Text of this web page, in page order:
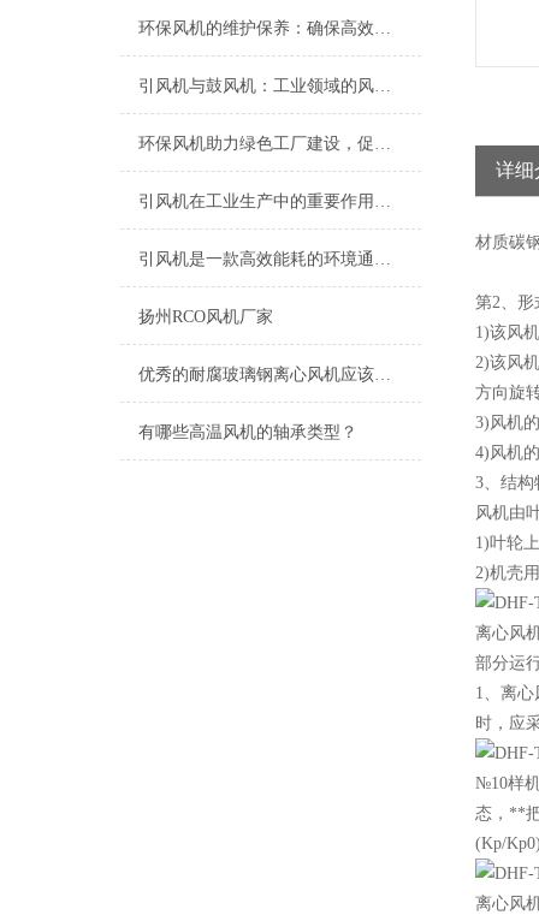
环保风机的维护保养：确保高效运行的关键
引风机与鼓风机：工业领域的风动双子星
环保风机助力绿色工厂建设，促进节能减排
引风机在工业生产中的重要作用及发展趋势
引风机是一款高效能耗的环境通风设备
扬州RCO风机厂家
优秀的耐腐玻璃钢离心风机应该具备以下特点
有哪些高温风机的轴承类型？
详细
材质碳
第2、形
1)该风
2)该风
方向旋
3)风机
4)风机
3、结构
风机由
1)叶轮
2)机壳
离心风
部分运
1、离
时，应
№10样
态，**
(Kp/
离心风